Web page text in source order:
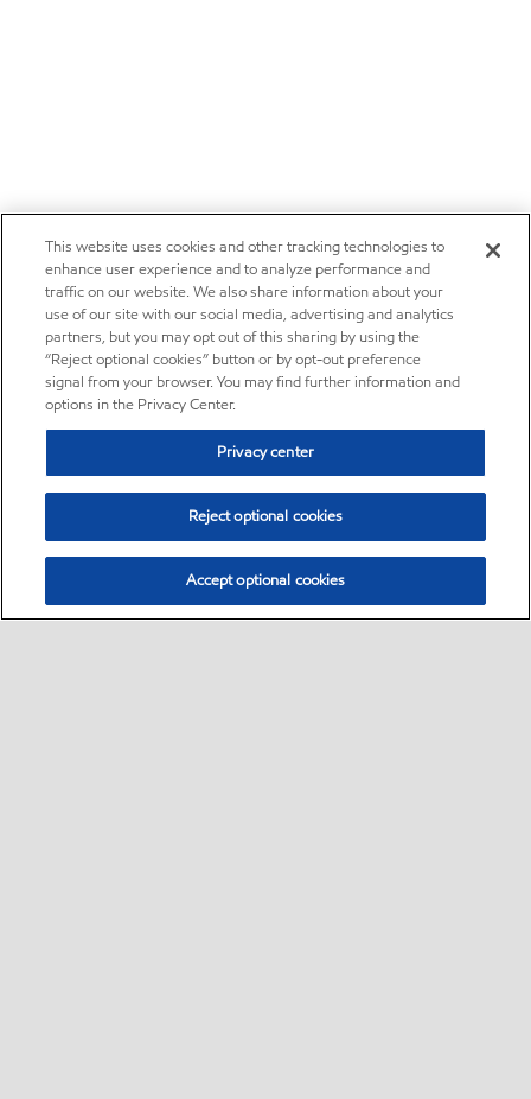
This website uses cookies and other tracking technologies to
enhance user experience and to analyze performance and
traffic on our website. We also share information about your
use of our site with our social media, advertising and analytics
partners, but you may opt out of this sharing by using the
“Reject optional cookies” button or by opt-out preference
signal from your browser. You may find further information and
options in the Privacy Center.
Privacy center
Reject optional cookies
Accept optional cookies